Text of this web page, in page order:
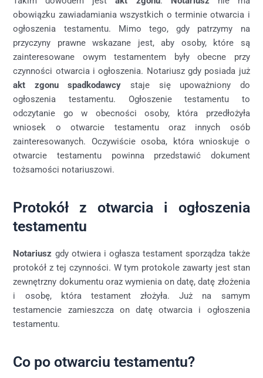
obowiązku zawiadamiania wszystkich o terminie otwarcia i
ogłoszenia testamentu. Mimo tego, gdy patrzymy na
przyczyny prawne wskazane jest, aby osoby, które są
zainteresowane owym testamentem były obecne przy
czynności otwarcia i ogłoszenia. Notariusz gdy posiada już
akt zgonu spadkodawcy staje się upoważniony do
ogłoszenia testamentu. Ogłoszenie testamentu to
odczytanie go w obecności osoby, która przedłożyła
wniosek o otwarcie testamentu oraz innych osób
zainteresowanych. Oczywiście osoba, która wnioskuje o
otwarcie testamentu powinna przedstawić dokument
tożsamości notariuszowi.
Protokół z otwarcia i ogłoszenia
testamentu
Notariusz gdy otwiera i ogłasza testament sporządza także
protokół z tej czynności. W tym protokole zawarty jest stan
zewnętrzny dokumentu oraz wymienia on datę, datę złożenia
i osobę, która testament złożyła. Już na samym
testamencie zamieszcza on datę otwarcia i ogłoszenia
testamentu.
Co po otwarciu testamentu?